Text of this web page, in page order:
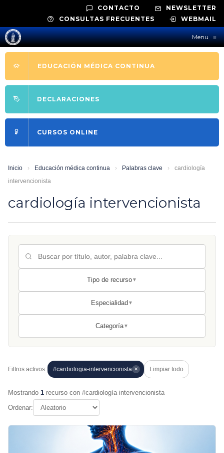
CONTACTO
NEWSLETTER
CONSULTAS FRECUENTES
WEBMAIL
Menu≡
EDUCACIÓN MÉDICA CONTINUA
DECLARACIONES
CURSOS ONLINE
Inicio › Educación médica continua › Palabras clave ›
cardiología
intervencionista
cardiología intervencionista
Tipo de recurso▼
Especialidad ▼
Categoría▼
Filtros activos: #cardiologia-intervencionista ✕ Limpiar todo
Mostrando 1 recurso con #cardiología intervencionista
Ordenar: